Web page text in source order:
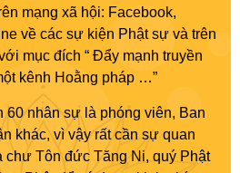
mạng xã hội: Facebook,
về các sự kiện Phật sự và trên
mục đích “ Đẩy mạnh truyền
kênh Hoằng pháp …”
60 nhân sự là phóng viên, Ban
khác, vì vậy rất cần sự quan
chư Tôn đức Tăng Ni, quý Phật